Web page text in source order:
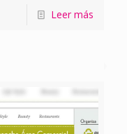
Leer más